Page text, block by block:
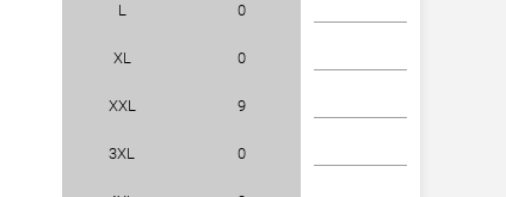
L 0
XL 0
XXL 9
3XL 0